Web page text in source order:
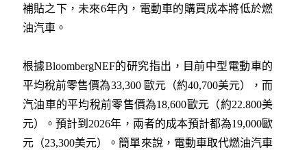
補貼之下，未來6年內，電動車的購買成本將低於燃
油汽車。
根據BloombergNEF的研究指出，目前中型電動車的
平均稅前零售價為33,300 歐元（約40,700美元），而
汽油車的平均稅前零售價為18,600歐元（約22.800美
元）。預計到2026年，兩者的成本預計都為19,000歐
元（23,300美元）。簡單來說，電動車取代燃油汽車